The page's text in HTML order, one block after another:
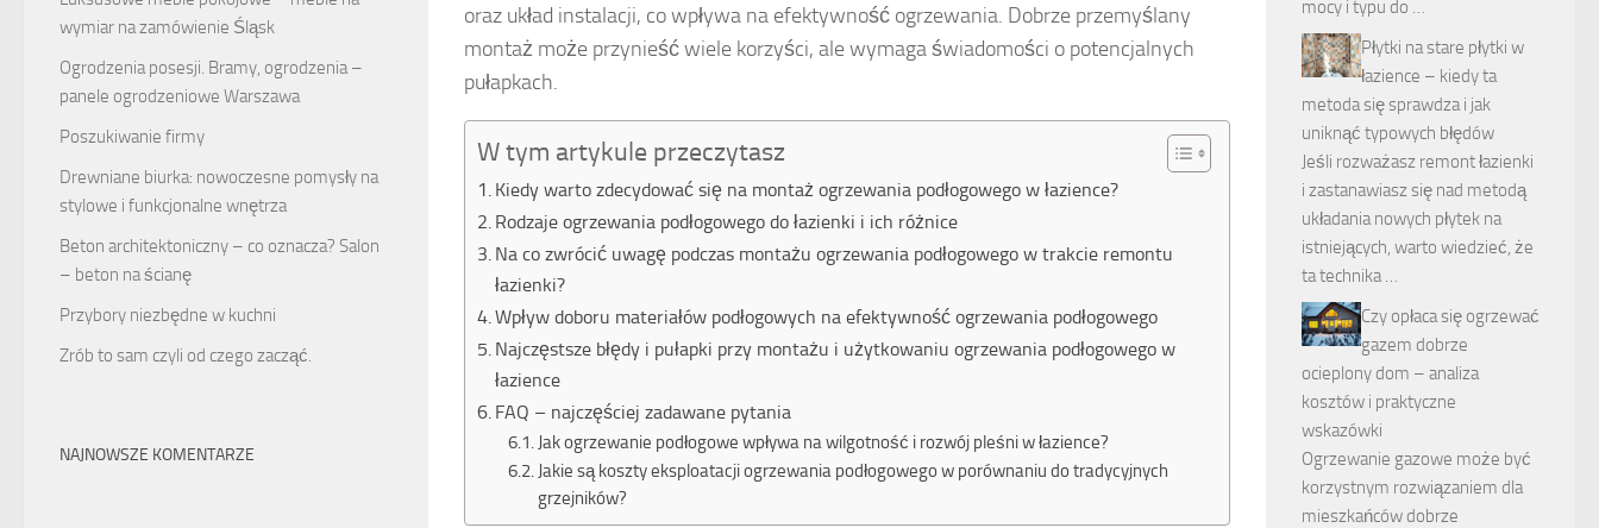
oraz układ instalacji, co wpływa na efektywność ogrzewania. Dobrze przemyślany
montaż może przynieść wiele korzyści, ale wymaga świadomości o potencjalnych
pułapkach.
W tym artykule przeczytasz
Kiedy warto zdecydować się na montaż ogrzewania podłogowego w łazience?
Rodzaje ogrzewania podłogowego do łazienki i ich różnice
Na co zwrócić uwagę podczas montażu ogrzewania podłogowego w trakcie remontu
łazienki?
Wpływ doboru materiałów podłogowych na efektywność ogrzewania podłogowego
Najczęstsze błędy i pułapki przy montażu i użytkowaniu ogrzewania podłogowego w
łazience
FAQ – najczęściej zadawane pytania
Jak ogrzewanie podłogowe wpływa na wilgotność i rozwój pleśni w łazience?
Jakie są koszty eksploatacji ogrzewania podłogowego w porównaniu do tradycyjnych
grzejników?
wymiar na zamówienie Śląsk
Ogrodzenia posesji. Bramy, ogrodzenia –
panele ogrodzeniowe Warszawa
Poszukiwanie firmy
Drewniane biurka: nowoczesne pomysły na
stylowe i funkcjonalne wnętrza
Beton architektoniczny – co oznacza? Salon
– beton na ścianę
Przybory niezbędne w kuchni
Zrób to sam czyli od czego zacząć.
NAJNOWSZE KOMENTARZE
mocy i typu do …
Płytki na stare płytki w
łazience – kiedy ta
metoda się sprawdza i jak
uniknąć typowych błędów
Jeśli rozważasz remont łazienki
i zastanawiasz się nad metodą
układania nowych płytek na
istniejących, warto wiedzieć, że
ta technika …
Czy opłaca się ogrzewać
gazem dobrze
ocieplony dom – analiza
kosztów i praktyczne
wskazówki
Ogrzewanie gazowe może być
korzystnym rozwiązaniem dla
mieszkańców dobrze